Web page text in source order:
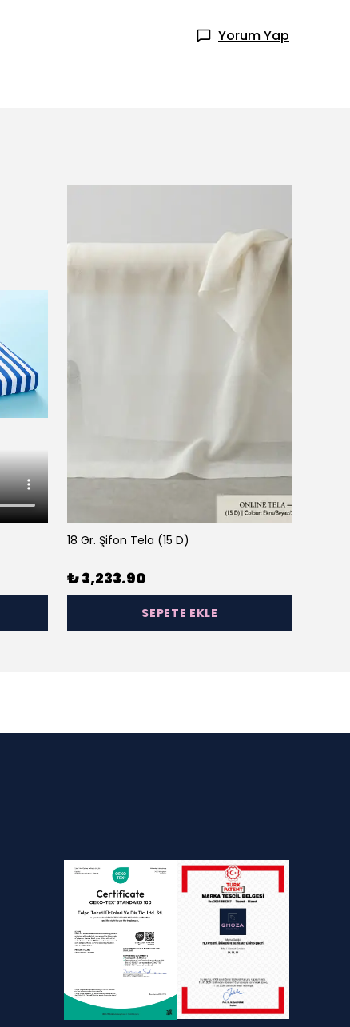
Yorum Yap
18 Gr. Şifon Tela (15 D)
₺ 3,233.90
SEPETE EKLE